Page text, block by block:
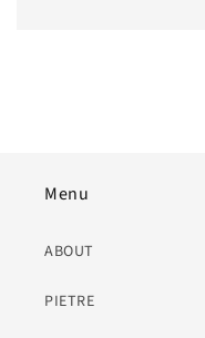
Menu
ABOUT
PIETRE